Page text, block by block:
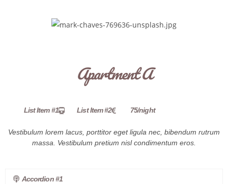
Apartment A
List Item #1 List Item #2 75/night
Vestibulum lorem lacus, porttitor eget ligula nec, bibendum rutrum
massa. Vestibulum pretium nisl condimentum eros.
Accordion #1